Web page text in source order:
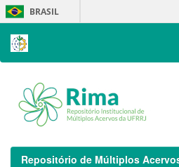
Skip
navigation
BRASIL
Repositório de Múltiplos